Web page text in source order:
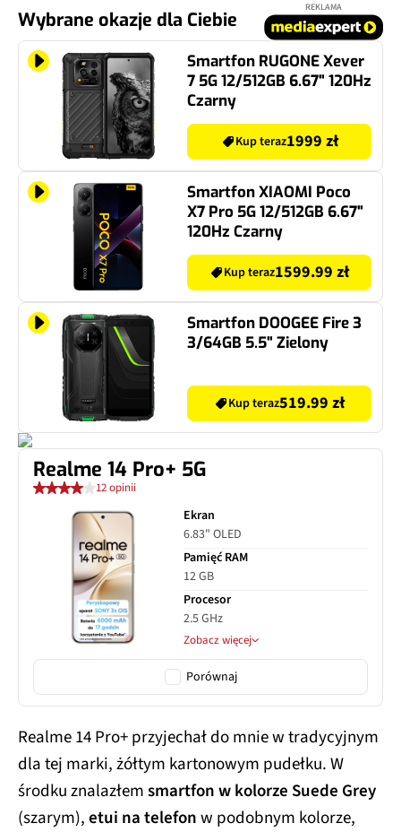
Wybrane okazje dla Ciebie
REKLAMA
Smartfon RUGONE Xever
7 5G 12/512GB 6.67" 120Hz
Czarny
Kup teraz1999 zł
Smartfon XIAOMI Poco
X7 Pro 5G 12/512GB 6.67"
120Hz Czarny
Kup teraz1599.99 zł
Smartfon DOOGEE Fire 3
3/64GB 5.5" Zielony
Kup teraz519.99 zł
Realme 14 Pro+ 5G
12 opinii
Ekran
6.83" OLED
Pamięć RAM
12 GB
Procesor
2.5 GHz
Zobacz więcej
Porównaj
Realme 14 Pro+ przyjechał do mnie w tradycyjnym
dla tej marki, żółtym kartonowym pudełku. W
środku znalazłemsmartfon w kolorze Suede Grey
(szarym),etui na telefonw podobnym kolorze,